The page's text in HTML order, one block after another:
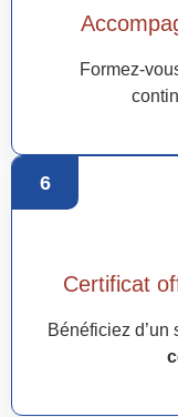
Formez-
6
Certificat
Bénéficiez d’un